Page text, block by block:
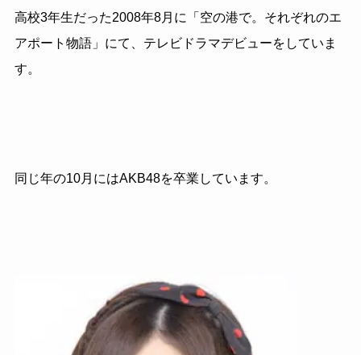
高校3年生だった2008年8月に「空の港で。それぞれのエ
アポート物語」にて、テレビドラマデビューをしていま
す。
同じ年の10月にはAKB48を卒業しています。